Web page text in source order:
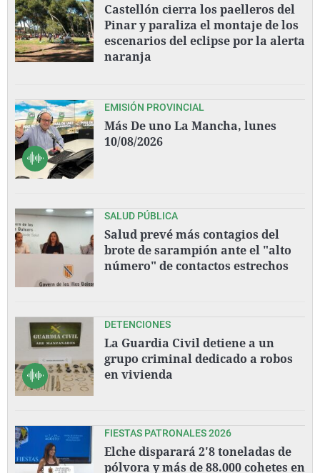
Castellón cierra los paelleros del
Pinar y paraliza el montaje de los
escenarios del eclipse por la alerta
naranja
EMISIÓN PROVINCIAL
Más De uno La Mancha, lunes
10/08/2026
SALUD PÚBLICA
Salud prevé más contagios del
brote de sarampión ante el "alto
número" de contactos estrechos
DETENCIONES
La Guardia Civil detiene a un
grupo criminal dedicado a robos
en vivienda
FIESTAS PATRONALES 2026
Elche disparará 2'8 toneladas de
pólvora y más de 88.000 cohetes en